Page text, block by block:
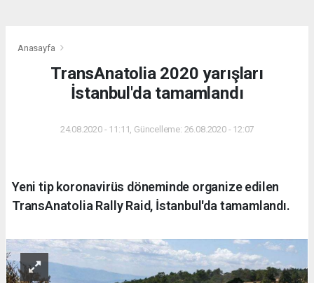
Anasayfa
TransAnatolia 2020 yarışları
İstanbul'da tamamlandı
24.08.2020 - 11:11, Güncelleme: 26.08.2020 - 12:07
Yeni tip koronavirüs döneminde organize edilen
TransAnatolia Rally Raid, İstanbul'da tamamlandı.